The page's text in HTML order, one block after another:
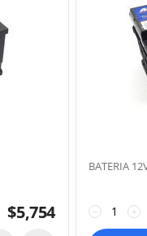
$5,754
BATERIA
+
−